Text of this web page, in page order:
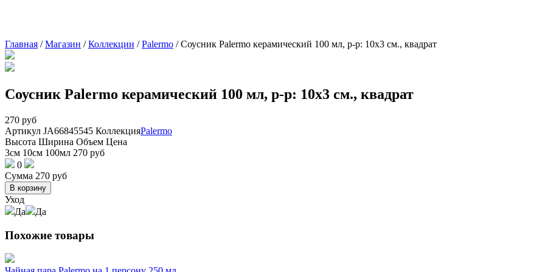
Главная /Магазин /Коллекции /Palermo /Соусник Palermo керамический 100 мл, р-р: 10х3 см., квадрат
Соусник Palermo керамический 100 мл, р-р: 10х3 см., квадрат
270 руб
Артикул JA66845545 КоллекцияPalermo
Высота Ширина Объем Цена
3см 10см 100мл 270 руб
0
Сумма 270 руб
В корзину
Уход
Да
Да
Похожие товары